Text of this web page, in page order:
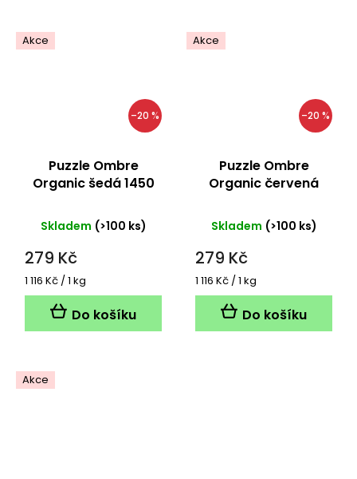
Akce
–20 %
Puzzle Ombre
Organic šedá 1450
Skladem (>100 ks)
279 Kč
Měrná
cena:
1 116 Kč / 1 kg
Do košíku
Akce
–20 %
Puzzle Ombre
Organic červená
Skladem (>100 ks)
279 Kč
Měrná
cena:
1 116 Kč / 1 kg
Do košíku
Akce